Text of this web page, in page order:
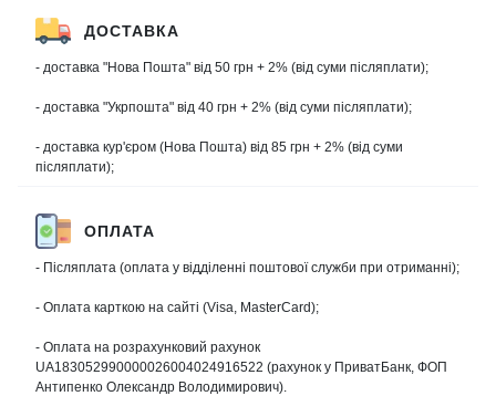
ДОСТАВКА
- доставка "Нова Пошта" від 50 грн + 2% (від суми післяплати);
- доставка "Укрпошта" від 40 грн + 2% (від суми післяплати);
- доставка кур'єром (Нова Пошта) від 85 грн + 2% (від суми
післяплати);
ОПЛАТА
- Післяплата (оплата у відділенні поштової служби при отриманні);
- Оплата карткою на сайті (Visa, MasterCard);
- Оплата на розрахунковий рахунок
UA183052990000026004024916522 (рахунок у ПриватБанк, ФОП
Антипенко Олександр Володимирович).